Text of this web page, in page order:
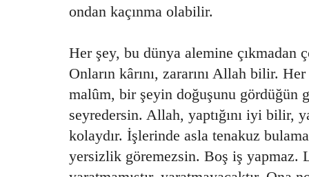
ondan kaçınma olabilir.
Her şey, bu dünya alemine çıkmadan
Onların kârını, zararını Allah bilir.
malûm, bir şeyin doğuşunu gördüğün
seyredersin. Allah, yaptığını iyi bilir,
kolaydır. İşlerinde asla tenakuz
yersizlik göremezsin. Boş iş yapmaz.